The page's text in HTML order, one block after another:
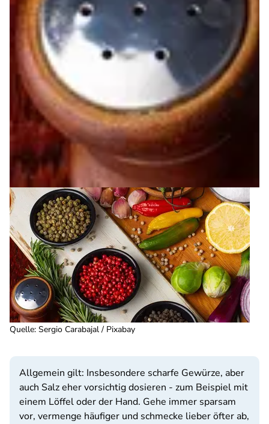
Quelle: Sergio Carabajal / Pixabay
Allgemein gilt: Insbesondere scharfe Gewürze, aber
auch Salz eher vorsichtig dosieren - zum Beispiel mit
einem Löffel oder der Hand. Gehe immer sparsam
vor, vermenge häufiger und schmecke lieber öfter ab,